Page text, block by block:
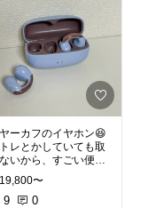
ーカフのイヤホン😆
レとかしていても取
いから、すごい便利
リジナル写真
〜
9 0